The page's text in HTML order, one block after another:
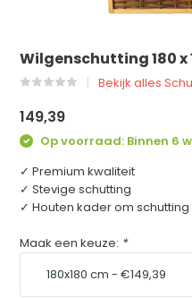
Wilgenschutting 180 x
Bekijk alles
149,39
Op voorraad: Binnen 6
✓ Premium kwaliteit
✓ Stevige schutting
✓ Houten kader om schutting
Maak een keuze: *